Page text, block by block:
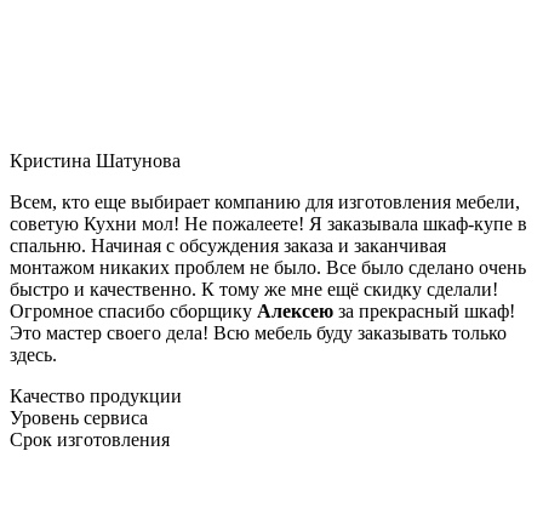
Кристина Шатунова
Всем, кто еще выбирает компанию для изготовления мебели,
советую Кухни мол! Не пожалеете! Я заказывала шкаф-купе в
спальню. Начиная с обсуждения заказа и заканчивая
монтажом никаких проблем не было. Все было сделано очень
быстро и качественно. К тому же мне ещё скидку сделали!
Огромное спасибо сборщику Алексею за прекрасный шкаф!
Это мастер своего дела! Всю мебель буду заказывать только
здесь.
Качество продукции
Уровень сервиса
Срок изготовления